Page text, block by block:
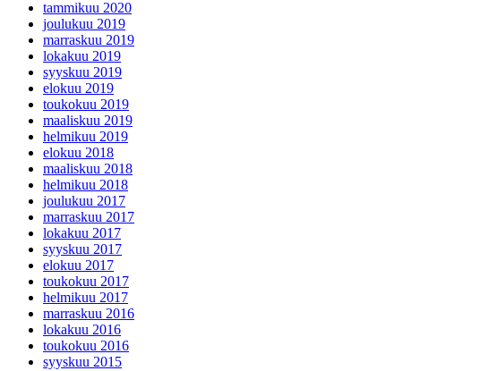
tammikuu 2020
joulukuu 2019
marraskuu 2019
lokakuu 2019
syyskuu 2019
elokuu 2019
toukokuu 2019
maaliskuu 2019
helmikuu 2019
elokuu 2018
maaliskuu 2018
helmikuu 2018
joulukuu 2017
marraskuu 2017
lokakuu 2017
syyskuu 2017
elokuu 2017
toukokuu 2017
helmikuu 2017
marraskuu 2016
lokakuu 2016
toukokuu 2016
syyskuu 2015